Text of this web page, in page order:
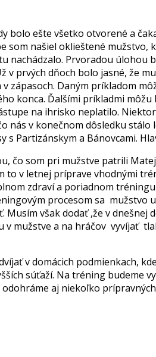
bolo ešte všetko otvorené a
našiel oklieštené
nachádzalo. Prvoradou
prvých dňoch bolo jasné, že
Daným príkladom
konca. Ďalšími príkladmi
na ihrisko neplatilo.
nás v konečnom dôsledku
Partizánskym a Bánovcami.
čo som pri mužstve patrili
to v letnej príprave vhodnými
zdraví a poriadnom
procesom sa mužstvo
Musím však dodať ,že v
mužstve a na hráčov vyvíjať
v domácich podmienkach,
súťaží. Na tréning
aj niekoľko